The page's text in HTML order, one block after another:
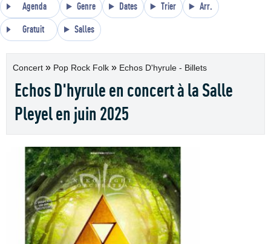
Agenda Genre Dates Trier Arr.
Gratuit Salles
Concert » Pop Rock Folk » Echos D'hyrule - Billets
Echos D'hyrule en concert à la Salle
Pleyel en juin 2025